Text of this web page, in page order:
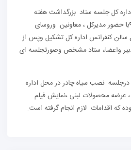
کل جلسه ستاد بزرگداشت هفته
دولت در تاریخ 3/5/21 9با حضور مدیرکل ، معاونین وروسای
کنفرانس اداره کل تشکیل وپس از
واعضاء ستاد مشخص وصورتجلسه ای
نصب سیاه چادر در محل اداره
عرضه محصولات لبنی ،نمایش فیلم
که اقدامات لازم انجام گرفته است.